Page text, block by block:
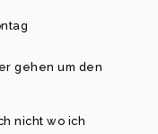
gehen um den
nicht wo ich